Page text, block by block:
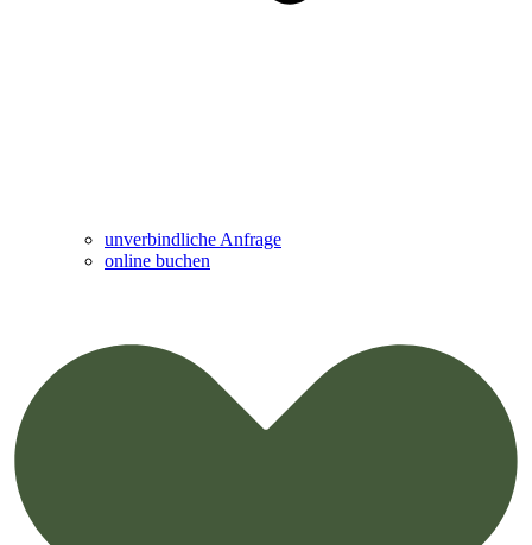
unverbindliche Anfrage
online buchen